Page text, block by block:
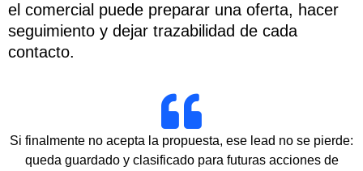
el comercial puede preparar una oferta, hacer
seguimiento y dejar trazabilidad de cada
contacto.
Si finalmente no acepta la propuesta, ese lead no se pierde:
queda guardado y clasificado para futuras acciones de